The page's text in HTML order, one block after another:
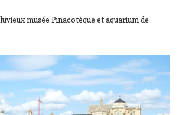
musée Pinacotèque et aquarium de